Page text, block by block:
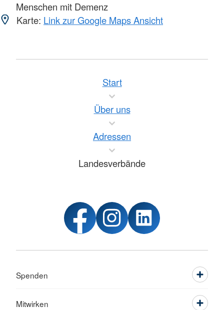
Menschen mit Demenz
Karte: Link zur Google Maps Ansicht
Start
Über uns
Adressen
Landesverbände
Spenden
Mitwirken